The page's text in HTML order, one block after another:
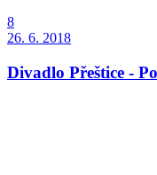
8
26. 6. 2018
Divadlo Přeštice -